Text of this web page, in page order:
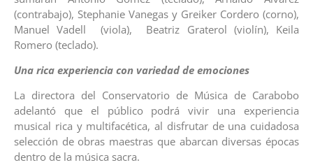
(contrabajo), Stephanie Vanegas y Greiker Cordero (corno),
Manuel Vadell (viola), Beatriz Graterol (violín), Keila
Romero (teclado).
Una rica experiencia con variedad de emociones
La directora del Conservatorio de Música de Carabobo
adelantó que el público podrá vivir una experiencia
musical rica y multifacética, al disfrutar de una cuidadosa
selección de obras maestras que abarcan diversas épocas
dentro de la música sacra.